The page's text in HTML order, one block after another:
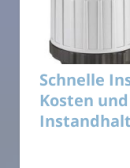
Schnelle
Kosten